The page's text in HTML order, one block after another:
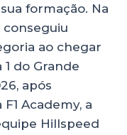
formação. Na
ao chegar
do Grande
após
Academy, a
Hillspeed